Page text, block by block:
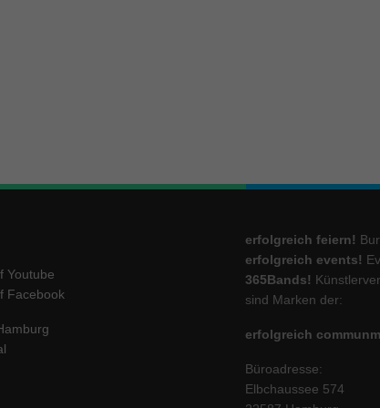
Youtube
Facebook
erfolgreich feiern!
erfolgreich events!
365Bands!
sind Marken der:
erfolgreich
Büroadresse:
Elbchaussee 574
anzeigen
Media-Plattformen werden standardmäßig blockiert.
werden, bedarf der Zugriff auf diese Inhalte
Impressum